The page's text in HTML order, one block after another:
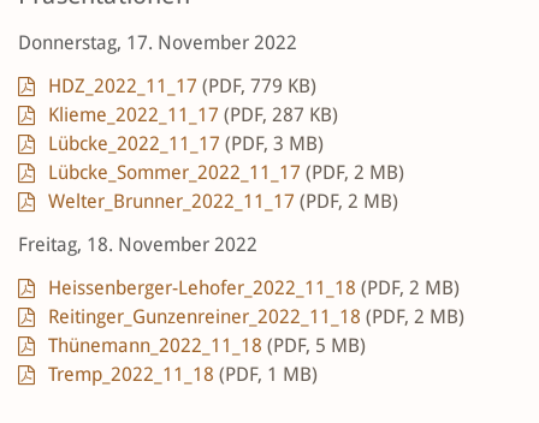
Donnerstag, 17. November 2022
HDZ_2022_11_17 (PDF, 779 KB)
Klieme_2022_11_17 (PDF, 287 KB)
Lübcke_2022_11_17 (PDF, 3 MB)
Lübcke_Sommer_2022_11_17 (PDF, 2 MB)
Welter_Brunner_2022_11_17 (PDF, 2 MB)
Freitag, 18. November 2022
Heissenberger-Lehofer_2022_11_18 (PDF, 2 MB)
Reitinger_Gunzenreiner_2022_11_18 (PDF, 2 MB)
Thünemann_2022_11_18 (PDF, 5 MB)
Tremp_2022_11_18 (PDF, 1 MB)